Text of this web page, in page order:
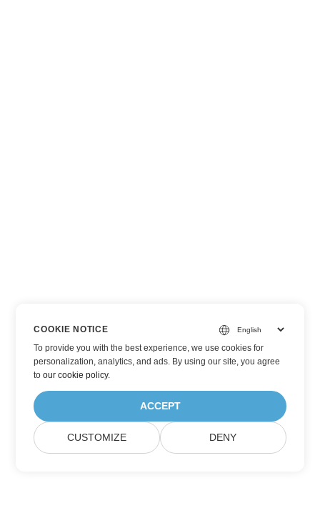
COOKIE NOTICE
To provide you with the best experience, we use cookies for
personalization, analytics, and ads. By using our site, you agree
toour cookie policy.
ACCEPT
CUSTOMIZE DENY